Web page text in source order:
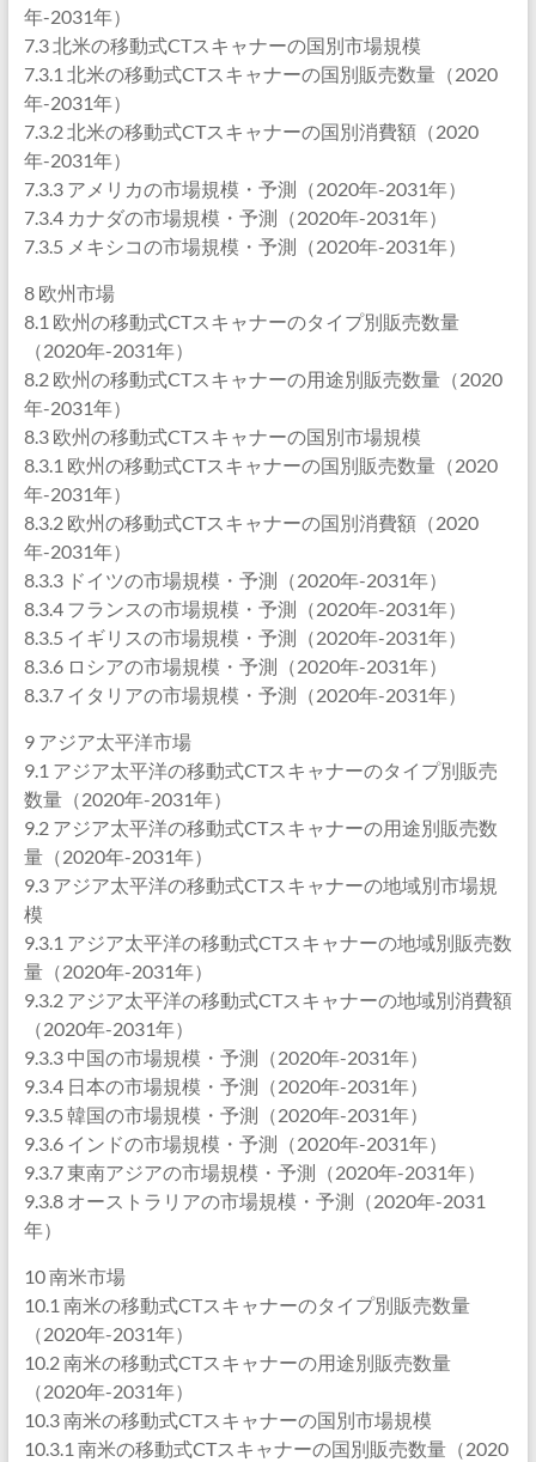
年-2031年）
7.3 北米の移動式CTスキャナーの国別市場規模
7.3.1 北米の移動式CTスキャナーの国別販売数量（2020
年-2031年）
7.3.2 北米の移動式CTスキャナーの国別消費額（2020
年-2031年）
7.3.3 アメリカの市場規模・予測（2020年-2031年）
7.3.4 カナダの市場規模・予測（2020年-2031年）
7.3.5 メキシコの市場規模・予測（2020年-2031年）
8 欧州市場
8.1 欧州の移動式CTスキャナーのタイプ別販売数量
（2020年-2031年）
8.2 欧州の移動式CTスキャナーの用途別販売数量（2020
年-2031年）
8.3 欧州の移動式CTスキャナーの国別市場規模
8.3.1 欧州の移動式CTスキャナーの国別販売数量（2020
年-2031年）
8.3.2 欧州の移動式CTスキャナーの国別消費額（2020
年-2031年）
8.3.3 ドイツの市場規模・予測（2020年-2031年）
8.3.4 フランスの市場規模・予測（2020年-2031年）
8.3.5 イギリスの市場規模・予測（2020年-2031年）
8.3.6 ロシアの市場規模・予測（2020年-2031年）
8.3.7 イタリアの市場規模・予測（2020年-2031年）
9 アジア太平洋市場
9.1 アジア太平洋の移動式CTスキャナーのタイプ別販売
数量（2020年-2031年）
9.2 アジア太平洋の移動式CTスキャナーの用途別販売数
量（2020年-2031年）
9.3 アジア太平洋の移動式CTスキャナーの地域別市場規
模
9.3.1 アジア太平洋の移動式CTスキャナーの地域別販売数
量（2020年-2031年）
9.3.2 アジア太平洋の移動式CTスキャナーの地域別消費額
（2020年-2031年）
9.3.3 中国の市場規模・予測（2020年-2031年）
9.3.4 日本の市場規模・予測（2020年-2031年）
9.3.5 韓国の市場規模・予測（2020年-2031年）
9.3.6 インドの市場規模・予測（2020年-2031年）
9.3.7 東南アジアの市場規模・予測（2020年-2031年）
9.3.8 オーストラリアの市場規模・予測（2020年-2031
年）
10 南米市場
10.1 南米の移動式CTスキャナーのタイプ別販売数量
（2020年-2031年）
10.2 南米の移動式CTスキャナーの用途別販売数量
（2020年-2031年）
10.3 南米の移動式CTスキャナーの国別市場規模
10.3.1 南米の移動式CTスキャナーの国別販売数量（2020